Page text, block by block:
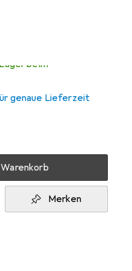
beim
genaue Lieferzeit
Merken